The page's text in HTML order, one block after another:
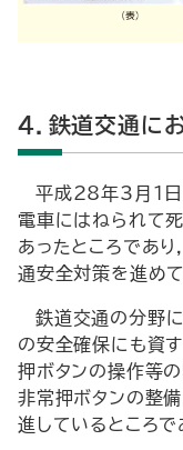
4．鉄道交通に
平成28年3月1日
電車にはねられて
あったところであり
通安全対策を進め
鉄道交通の分野
の安全確保にも資す
押ボタンの操作等
非常押ボタンの整
進しているところで